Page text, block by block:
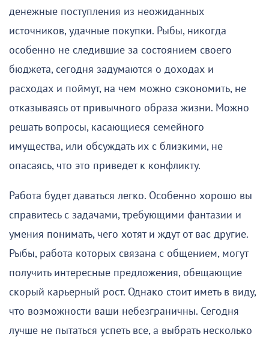
денежные поступления из неожиданных
источников, удачные покупки. Рыбы, никогда
особенно не следившие за состоянием своего
бюджета, сегодня задумаются о доходах и
расходах и поймут, на чем можно сэкономить, не
отказываясь от привычного образа жизни. Можно
решать вопросы, касающиеся семейного
имущества, или обсуждать их с близкими, не
опасаясь, что это приведет к конфликту.
Работа будет даваться легко. Особенно хорошо вы
справитесь с задачами, требующими фантазии и
умения понимать, чего хотят и ждут от вас другие.
Рыбы, работа которых связана с общением, могут
получить интересные предложения, обещающие
скорый карьерный рост. Однако стоит иметь в виду,
что возможности ваши небезграничны. Сегодня
лучше не пытаться успеть все, а выбрать несколько